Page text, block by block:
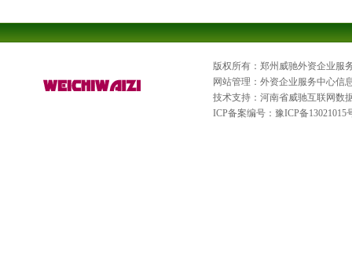
版权所有：郑州威驰外资企业服
网站管理：外资企业服务中心信
技术支持：河南省威驰互联网数
ICP备案编号： 豫ICP备13021015